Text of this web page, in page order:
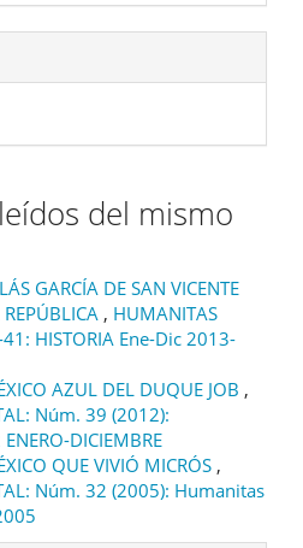
del mismo
GARCÍA DE SAN VICENTE
, HUMANITAS
HISTORIA Ene-Dic 2013-
AZUL DEL DUQUE JOB ,
Núm. 39 (2012):
DICIEMBRE
QUE VIVIÓ MICRÓS ,
Núm. 32 (2005): Humanitas